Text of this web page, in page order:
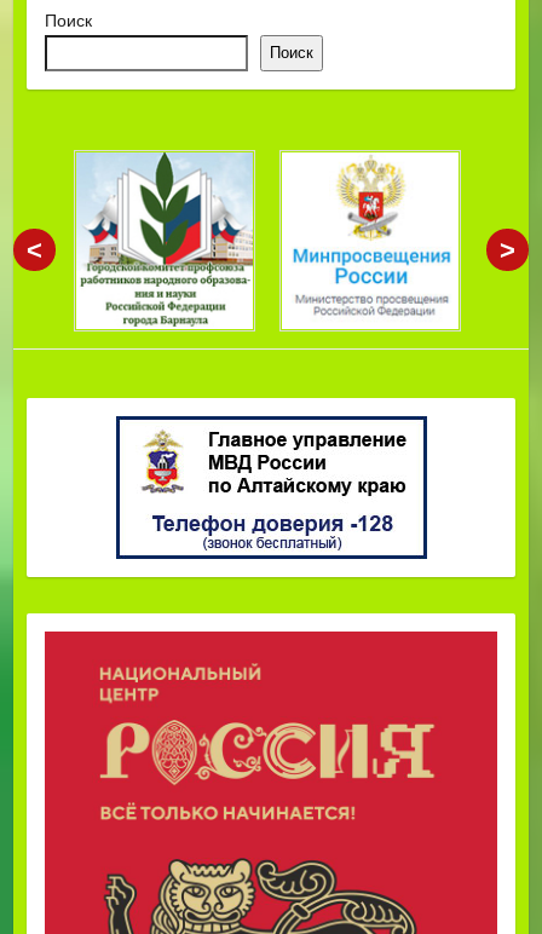
Поиск
Поиск
< >